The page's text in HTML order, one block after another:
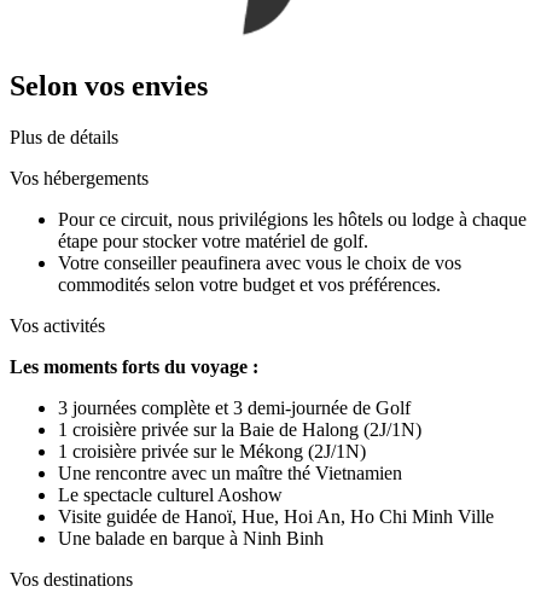
Selon vos envies
Plus de détails
Vos hébergements
Pour ce circuit, nous privilégions les hôtels ou lodge à chaque
étape pour stocker votre matériel de golf.
Votre conseiller peaufinera avec vous le choix de vos
commodités selon votre budget et vos préférences.
Vos activités
Les moments forts du voyage :
3 journées complète et 3 demi-journée de Golf
1 croisière privée sur la Baie de Halong (2J/1N)
1 croisière privée sur le Mékong (2J/1N)
Une rencontre avec un maître thé Vietnamien
Le spectacle culturel Aoshow
Visite guidée de Hanoï, Hue, Hoi An, Ho Chi Minh Ville
Une balade en barque à Ninh Binh
Vos destinations